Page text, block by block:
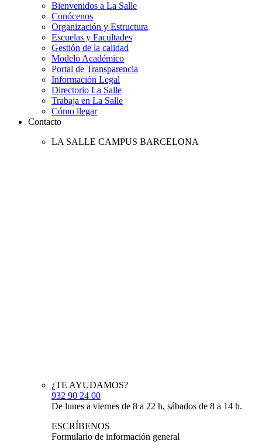
Bienvenidos a La Salle
Conócenos
Organización y Estructura
Escuelas y Facultades
Gestión de la calidad
Modelo Académico
Portal de Transparencia
Información Legal
Directorio La Salle
Trabaja en La Salle
Cómo llegar
Contacto
LA SALLE CAMPUS BARCELONA
¿TE AYUDAMOS?
932 90 24 00
De lunes a viernes de 8 a 22 h, sábados de 8 a 14 h.
ESCRÍBENOS
Formulario de información general